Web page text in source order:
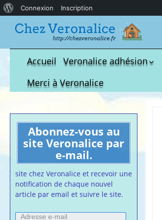
Accueil
Veronalice adhésion
Qui est-elle ?
Adhésion demandes
Merci à Veronalice
Abonnez-vous au
site Veronalice par
e-mail.
site chez Veronalice et recevoir une
notification de chaque nouvel
article par email et suivre le site.
Adresse
propos
Connexion Inscription